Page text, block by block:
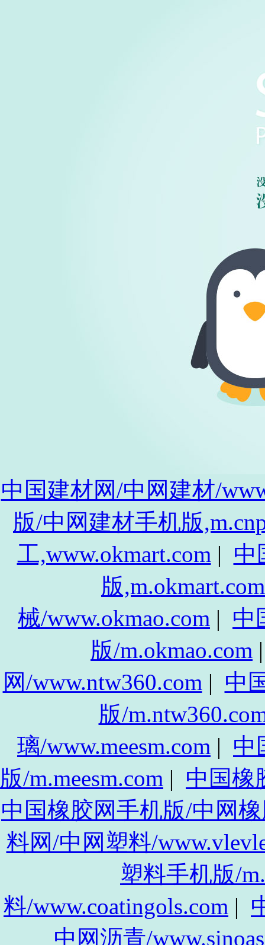
中国建材网/中网建材/
版/中网建材手机版
工,www.okmart.com | 中
版,m.okmart.com
械/www.okmao.com | 中
版/m.okmao.com
网/www.ntw360.com | 中
版/
璃/www.meesm.com | 中
版/m.meesm.com | 中国橡
中国橡胶网手机版/中网
料网/中网塑料/
塑料手机版/
料/www.coatingols.com |
中网沥青/